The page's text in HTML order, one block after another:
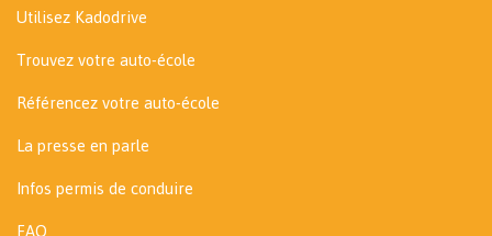
Utilisez Kadodrive
Trouvez votre auto-école
Référencez votre auto-école
La presse en parle
Infos permis de conduire